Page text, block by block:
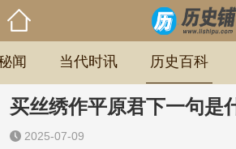
闻 当代时讯 历史百科
买丝绣作平原君下一句是
2025-07-09